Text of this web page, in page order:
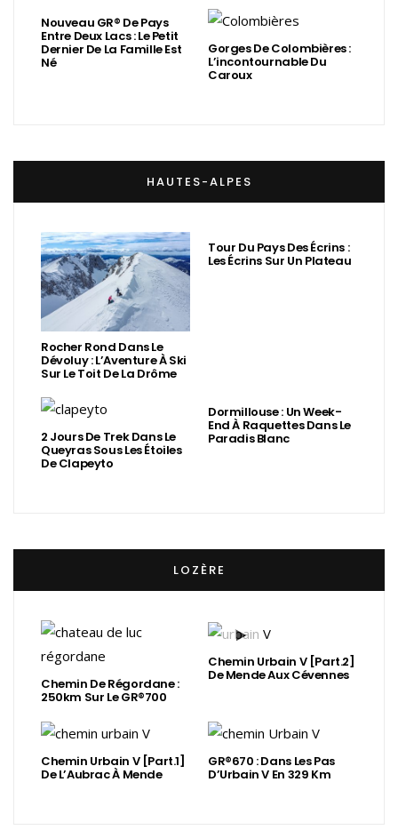
Nouveau GR® De Pays
Entre Deux Lacs : Le Petit
Dernier De La Famille Est
Né
Gorges De Colombières :
L’incontournable Du
Caroux
HAUTES-ALPES
Rocher Rond Dans Le
Dévoluy : L’Aventure À Ski
Sur Le Toit De La Drôme
Tour Du Pays Des Écrins :
Les Écrins Sur Un Plateau
2 Jours De Trek Dans Le
Queyras Sous Les Étoiles
De Clapeyto
Dormillouse : Un Week-
End À Raquettes Dans Le
Paradis Blanc
LOZÈRE
Chemin De Régordane :
250km Sur Le GR®700
Chemin Urbain V [Part.2]
De Mende Aux Cévennes
Chemin Urbain V [Part.1]
De L’Aubrac À Mende
GR®670 : Dans Les Pas
D’Urbain V En 329 Km